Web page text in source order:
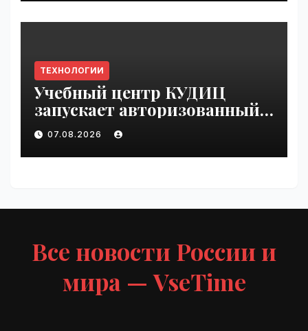
ТЕХНОЛОГИИ
Учебный центр КУДИЦ
запускает авторизованный
курс по
администрированию Mind
Migrate#guest | VseTime.ru
07.08.2026
Все новости России и
мира — VseTime